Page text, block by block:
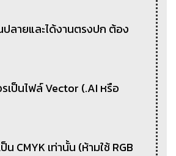
ปลายและได้งานตรงปก ต้อง
รเป็นไฟล์ Vector (.AI หรือ
น CMYK เท่านั้น (ห้ามใช้ RGB